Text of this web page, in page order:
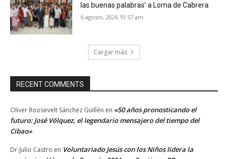
las buenas palabras’ a Loma de Cabrera
6 agosto, 2026 10:57 am
Cargar más
RECENT COMMENTS
Oliver Roosevelt Sánchez Guillén en «50 años pronosticando el
futuro: José Vólquez, el legendario mensajero del tiempo del
Cibao»
Dr-Julio Castro en Voluntariado Jesús con los Niños lidera la